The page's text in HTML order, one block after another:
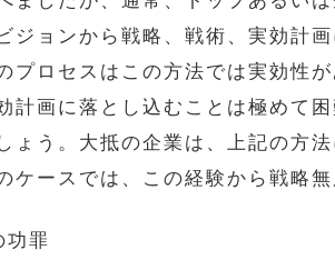
ジョンから戦略、戦術、実効計
プロセスはこの方法では実効性
計画に落とし込むことは極めて
ょう。大抵の企業は、上記の方
ケースでは、この経験から戦略
功罪